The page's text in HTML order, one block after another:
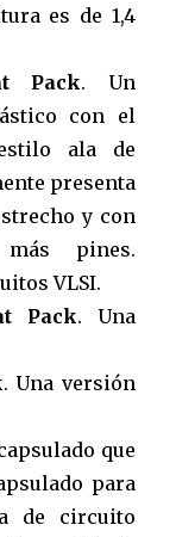
es de 1,4
Pack. Un
con el
ala de
presenta
y con
pines.
VLSI.
Pack. Una
. Una versión
que
para
de circuito